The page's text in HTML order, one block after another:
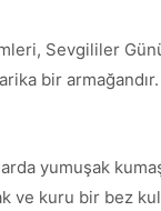
Sevgililer
bir
yumuşak
ve kuru bir bez